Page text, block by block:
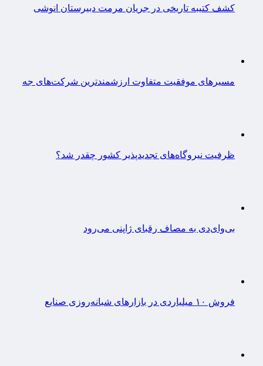
کشف کتیبه تاریخی در جریان مرمت دبیرستان انوشی
مسیرهای موفقیت متفاوت ارزشمندترین شرکت‌های جه
ظرفیت نیروگاه‌های تجدیدپذیر کشور چقدر شد؟
بی‌وای‌دی به مصاف رقبای ژاپنی می‌رود
فروش ۱۰ میلیاردی در بازارهای شبانه‌روزی صنایع